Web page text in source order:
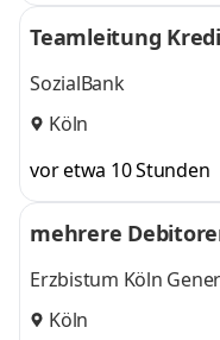
Teamleitung
SozialBank
Köln
vor etwa 10 Stunden
mehrere
Erzbistum Köln
Köln